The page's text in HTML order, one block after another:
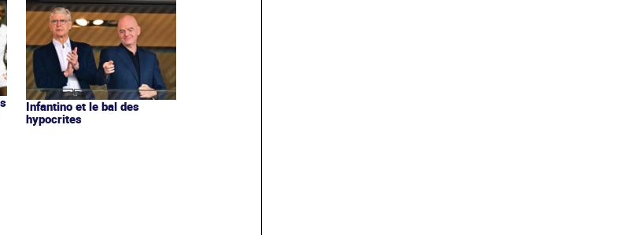
Infantino et le bal des
hypocrites